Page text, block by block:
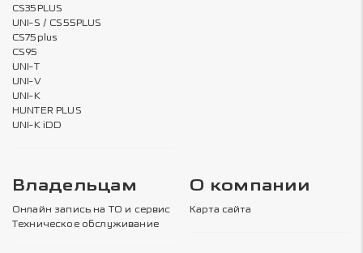
CS35PLUS
UNI-S / CS55PLUS
CS75plus
CS95
UNI-T
UNI-V
UNI-K
HUNTER PLUS
UNI-K iDD
Владельцам
Онлайн запись на ТО и сервис
Техническое обслуживание
О компании
Карта сайта